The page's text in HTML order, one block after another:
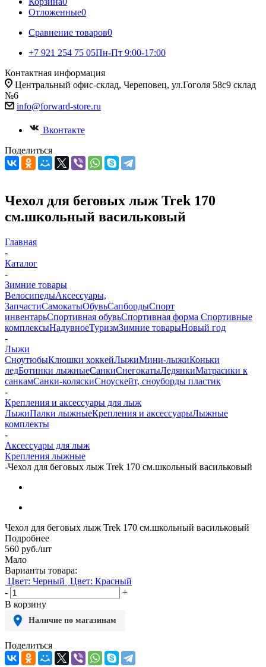
Отложенные0
Сравнение товаров0
+7 921 254 75 05Пн-Пт 9:00-17:00
Контактная информация
Центральный офис-склад, Череповец, ул.Гоголя 58с9 склад
№6
info@forward-store.ru
Вконтакте
Поделиться
Чехол для беговых лыж Trek 170
см.школьный васильковый
Главная
-
Каталог
-
Зимние товары
ВелосипедыАксессуары,
ЗапчастиСамокатыОбувьСапбордыСпорт
инвентарьСпортивная обувьСпортивная форма Спортивные
комплексыНадувноеТуризмЗимние товарыНовый год
-
Лыжи
СноутюбыКлюшки хоккейЛыжиМини-лыжиКоньки
ледБотинки лыжныеСанкиСнегокатыЛедянкиМатрасики к
санкамСанки-коляскиСноускейт, сноуборды пластик
-
Крепления и аксессуары для лыж
ЛыжиПалки лыжныеКрепления и аксессуарыЛыжные
комплекты
-
Аксессуары для лыж
Крепления лыжные
-Чехол для беговых лыж Trek 170 см.школьный васильковый
Чехол для беговых лыж Trek 170 см.школьный васильковый
Подробнее
560 руб./шт
Мало
Варианты товара:
Цвет: Черный Цвет: Красный
-
+
В корзину
Наличие по магазинам
Поделиться